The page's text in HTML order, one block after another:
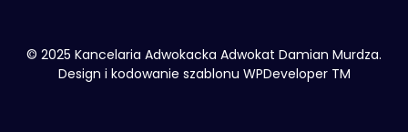
© 2025 Kancelaria Adwokacka Adwokat Damian Murdza.
Design i kodowanie szablonu WPDeveloper TM